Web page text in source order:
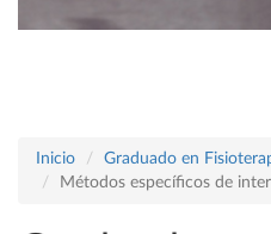
Inicio Graduado en
Métodos específicos de